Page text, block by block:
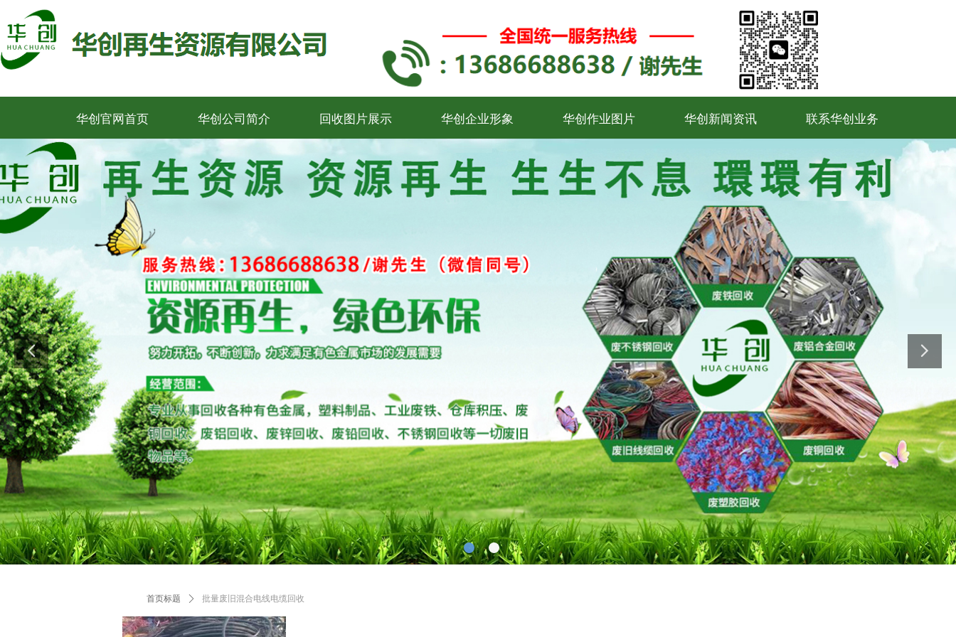
华创官网首页
华创官网首页
华创公司简介
华创公司简介
回收图片展示
回收图片展示
华创企业形象
华创企业形象
华创作业图片
华创作业图片
华创新闻资讯
华创新闻资讯
联系华创业务
联系华创业务
首页标题 ꄲ 批量废旧混合电线电缆回收